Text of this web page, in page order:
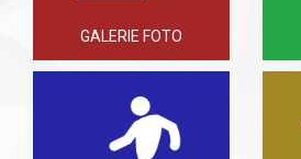
GALERIE FOTO